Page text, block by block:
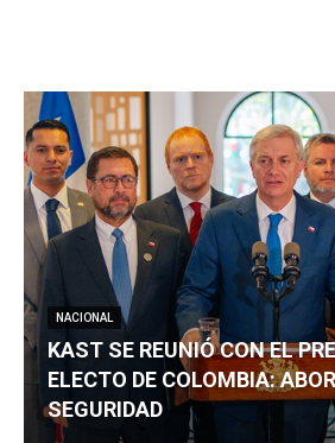
NACIONAL
KAST SE REUNIÓ CON EL
ELECTO DE COLOMBIA:
SEGURIDAD